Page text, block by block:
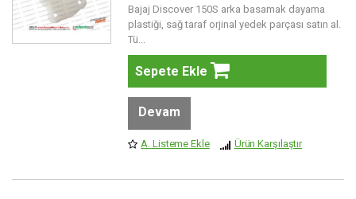
Bajaj Discover 150S arka basamak dayama
plastiği, sağ taraf orjinal yedek parçası satın al.
Tü...
Sepete Ekle
Devam
A. Listeme Ekle Ürün Karşılaştır